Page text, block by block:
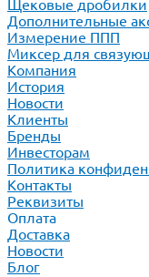
Щековые дробилки
Дополнительные
Измерение ППП
Миксер для
Компания
История
Новости
Клиенты
Бренды
Инвесторам
Политика
Контакты
Реквизиты
Оплата
Доставка
Новости
Блог